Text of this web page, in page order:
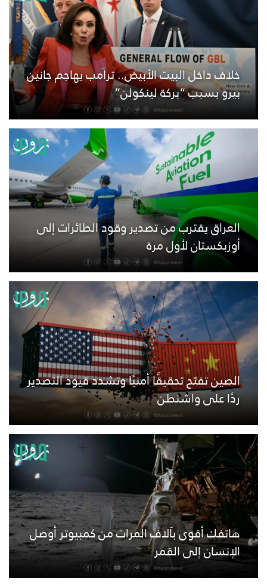
خلاف داخل البيت الأبيض.. ترامب يهاجم جانين
بيرو بسبب “بركة لينكولن”
العراق يقترب من تصدير وقود الطائرات إلى
أوزبكستان لأول مرة
الصين تفتح تحقيقًا أمنيًا وتشدد قيود التصدير
ردًا على واشنطن
هاتفك أقوى بآلاف المرات من كمبيوتر أوصل
الإنسان إلى القمر